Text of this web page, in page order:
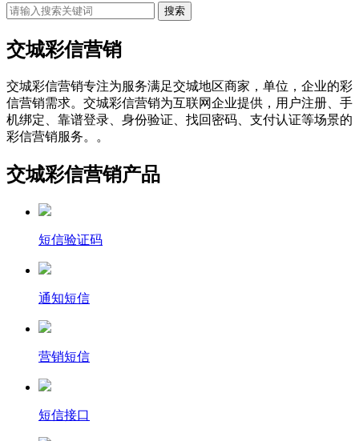
搜索
交城彩信营销
交城彩信营销专注为服务满足交城地区商家，单位，企业的彩
信营销需求。交城彩信营销为互联网企业提供，用户注册、手
机绑定、靠谱登录、身份验证、找回密码、支付认证等场景的
彩信营销服务。。
交城彩信营销产品
短信验证码
通知短信
营销短信
短信接口